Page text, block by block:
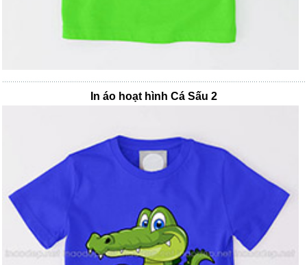
In áo hoạt hình Cá Sấu 2